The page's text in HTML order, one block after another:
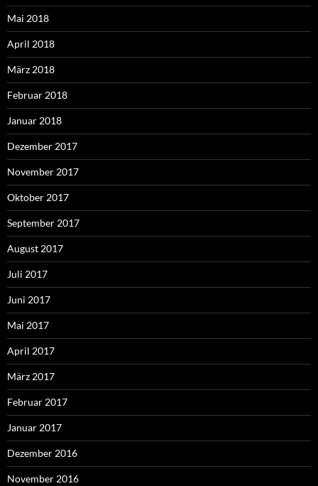
Mai 2018
April 2018
März 2018
Februar 2018
Januar 2018
Dezember 2017
November 2017
Oktober 2017
September 2017
August 2017
Juli 2017
Juni 2017
Mai 2017
April 2017
März 2017
Februar 2017
Januar 2017
Dezember 2016
November 2016